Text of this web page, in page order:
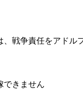
、戦争責任をアドル
できません